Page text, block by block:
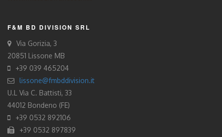
F&M BD DIVISION SRL
Via Gorizia, 3
20851 Lissone MB
+39 039 465204
lissone@fmbddivision.it
U.L Via C. Battisti, 33
44012 Bondeno (FE)
+39 0532 892106
+39 0532 897839